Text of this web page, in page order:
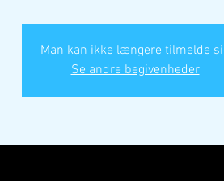
Man kan ikke længere tilmelde
Se andre begivenheder